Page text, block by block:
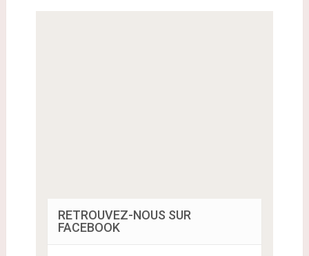
RETROUVEZ-NOUS SUR
FACEBOOK